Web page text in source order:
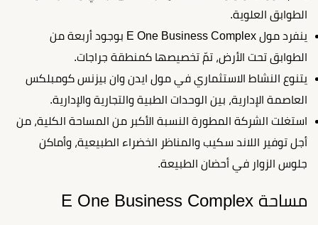
الطوابق العلوية.
ينفرد مول E One Business Complex بوجود أربعة من
الطوابق تحت الأرض، تمّ تخصيصها كمنطقة جراجات.
يتنوع النشاط الاستثماري في مول ايدن وان بيزنس كومبلكس
العاصمة الإدارية، بين الوحدات الطبية والتجارية والإدارية.
استغلت الشركة المطورة النسبة الأكبر من المساحة الكلية، من
أجل توفير اللاند سكيب والمناظر الخضراء الطبيعية، وأماكن
جلوس الزوار في أحضان الطبيعة.
مساحة E One Business Complex